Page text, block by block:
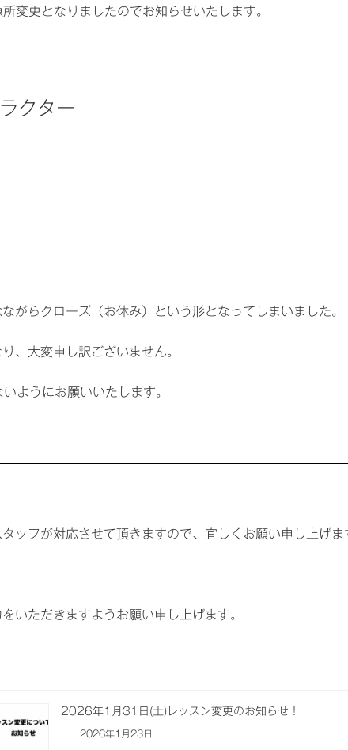
変更となりましたのでお知らせいたします。
クター
がらクローズ（お休み）という形となってしまいました。
、大変申し訳ございません。
ようにお願いいたします。
ッフが対応させて頂きますので、宜しくお願い申し上げま
いただきますようお願い申し上げます。
2026年1月31日(土)レッスン変更のお知らせ！
2026年1月23日